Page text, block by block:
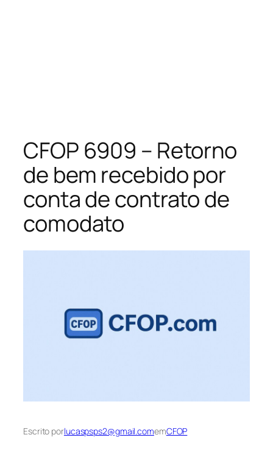
CFOP 6909 – Retorno
de bem recebido por
conta de contrato de
comodato
Escrito porlucaspsps2@gmail.comemCFOP